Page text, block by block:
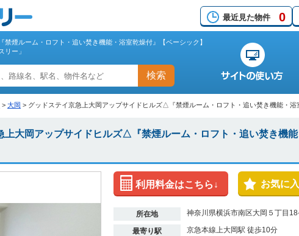
最近見た物件 0
煙ルーム・ロフト・追い焚き機能・浴室乾燥付』【ベーシック】
リー」
検索
> 大岡 > グッドステイ京急上大岡アップサイドヒルズ△『禁煙ルーム・ロフト・追い焚き機能・浴
上大岡アップサイドヒルズ△『禁煙ルーム・ロフト・追い焚き機
利用料金はこちら↓ お気に
所在地 神奈川県横浜市南区大岡５丁目
最寄り駅
京急本線上大岡駅 徒歩10分